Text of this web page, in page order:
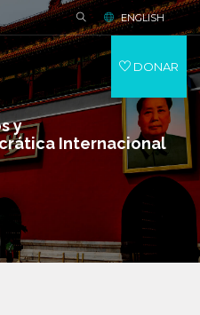
y
Internacional
ENGLISH
DONAR